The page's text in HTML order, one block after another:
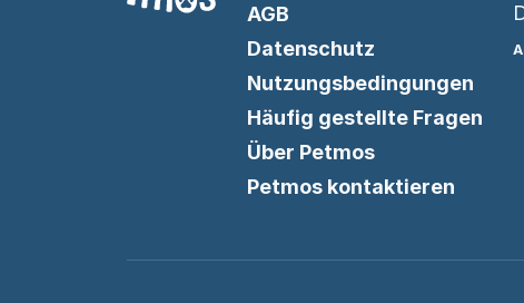
AGB
Datenschutz
Nutzungsbedingungen
Häufig gestellte Fragen
Über Petmos
Petmos kontaktieren